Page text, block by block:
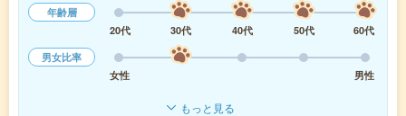
年齢層
20代
30代 40代 50代
60代
男女比率
女性
男性
もっと見る